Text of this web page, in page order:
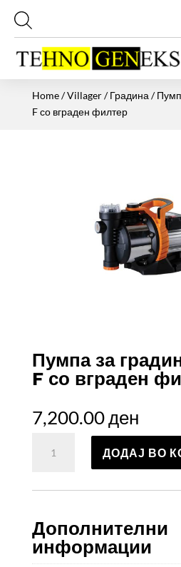
Home/Villager/Градина /
F со вграден филтер
Пумпа за
F со вграден
7,200.00ден
JGP
F
со
вграден
ДОДАЈ ВО
Дополнителни
информации